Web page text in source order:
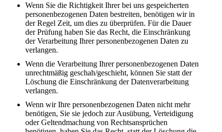
Wenn Sie die Richtigkeit Ihrer bei uns gespeicherten
personenbezogenen Daten bestreiten, benötigen wir in
der Regel Zeit, um dies zu überprüfen. Für die Dauer
der Prüfung haben Sie das Recht, die Einschränkung
der Verarbeitung Ihrer personenbezogenen Daten zu
verlangen.
Wenn die Verarbeitung Ihrer personenbezogenen Daten
unrechtmäßig geschah/geschieht, können Sie statt der
Löschung die Einschränkung der Datenverarbeitung
verlangen.
Wenn wir Ihre personenbezogenen Daten nicht mehr
benötigen, Sie sie jedoch zur Ausübung, Verteidigung
oder Geltendmachung von Rechtsansprüchen